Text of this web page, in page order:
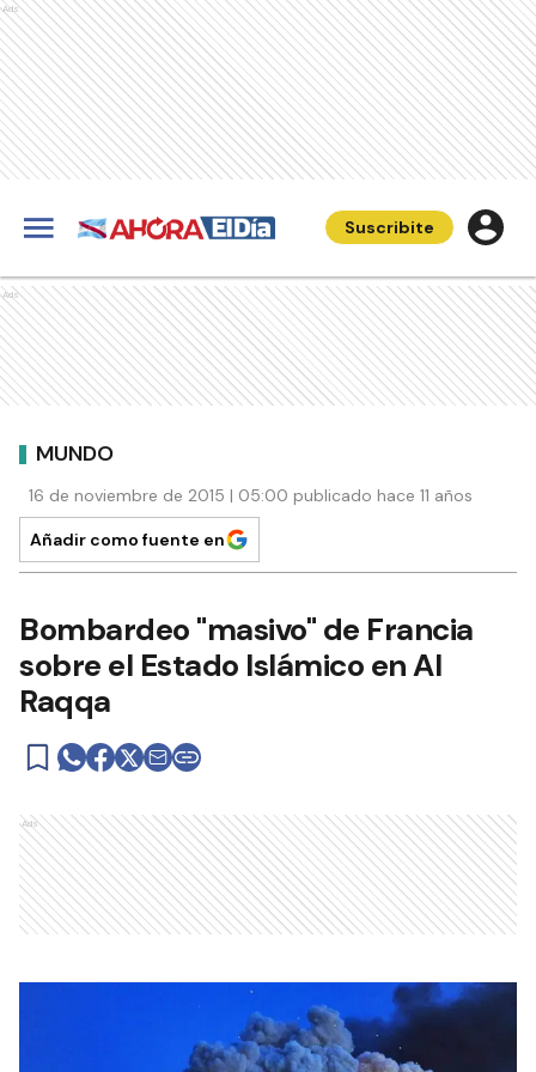
Ads
Suscribite
Ads
MUNDO
16 de noviembre de 2015 | 05:00 publicado hace 11 años
Añadir como fuente en
Bombardeo "masivo" de Francia
sobre el Estado Islámico en Al
Raqqa
Ads